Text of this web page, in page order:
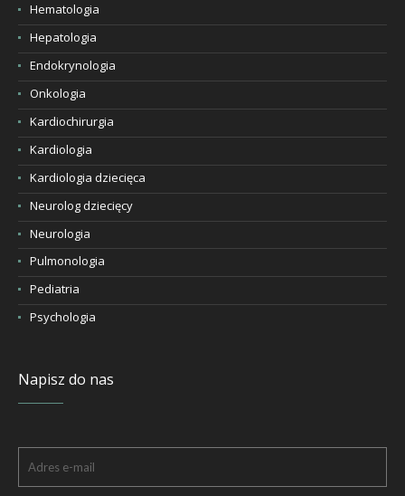
Hematologia
Hepatologia
Endokrynologia
Onkologia
Kardiochirurgia
Kardiologia
Kardiologia dziecięca
Neurolog dziecięcy
Neurologia
Pulmonologia
Pediatria
Psychologia
Napisz do nas